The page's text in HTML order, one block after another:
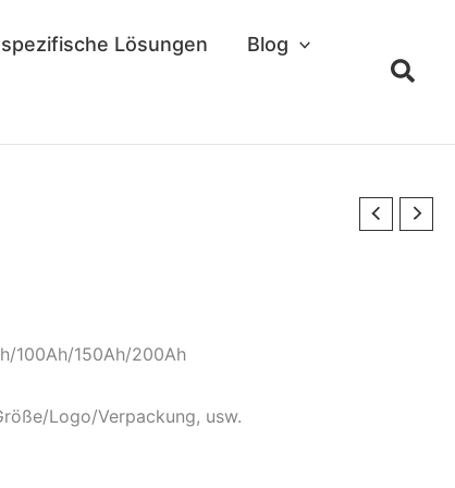
Lösungen Blog
100Ah/150Ah/200Ah
Logo/Verpackung, usw.